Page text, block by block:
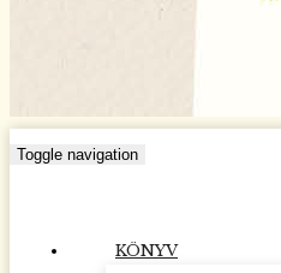
Toggle navigation
KÖNYV